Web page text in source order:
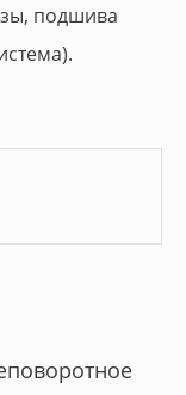
подшива